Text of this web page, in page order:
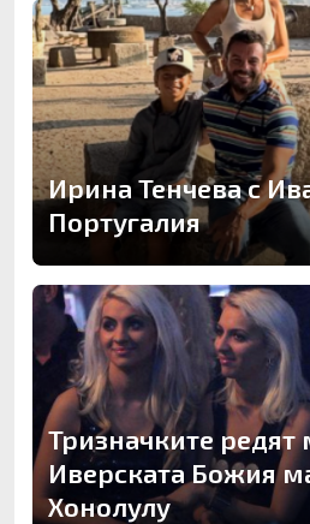
Ирина Тенчева с
Португалия
Тризначките
Иверската Божия
Хонолулу